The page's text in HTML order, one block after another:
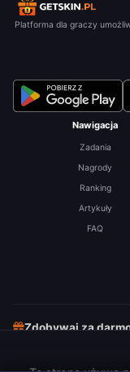
Platforma dla graczy
Nawigacja
Zadania
Nagrody
Ranking
Artykuły
FAQ
Zdobywaj za